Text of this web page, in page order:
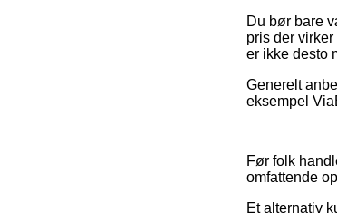
Du bør bare
pris der
er ikke desto
Generelt
eksempel
Før folk
omfattende
Et alternativ